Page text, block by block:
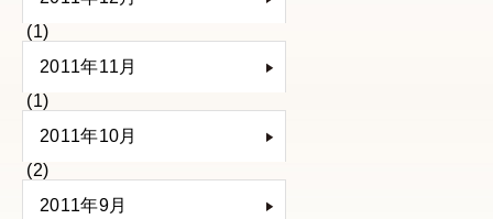
(1)
2011年11月
(1)
2011年10月
(2)
2011年9月